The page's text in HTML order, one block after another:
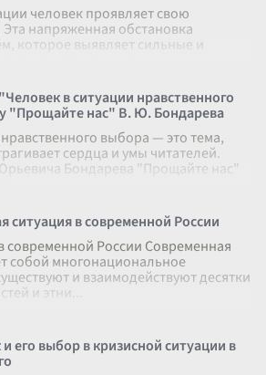
человек проявляет свою
напряженная обстановка
которое выявляет сильные и
а также внутре
в ситуации нравственного
"Прощайте нас" В. Ю. Бондарева
выбора — это тема,
сердца и умы читателей.
Бондарева "Прощайте нас"
ситуация в современной России
современной России Современная
собой многонациональное
и взаимодействуют десятки
и этни
его выбор в кризисной ситуации в